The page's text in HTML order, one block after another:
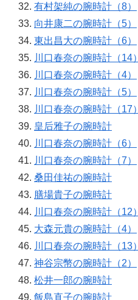
有村架純の腕時計（8）
向井康二の腕時計（5）
東出昌大の腕時計（6）
川口春奈の腕時計（14）
川口春奈の腕時計（4）
川口春奈の腕時計（5）
川口春奈の腕時計（17）
皇后雅子の腕時計
川口春奈の腕時計（6）
川口春奈の腕時計（7）
桑田佳祐の腕時計
膳場貴子の腕時計
川口春奈の腕時計（12）
大森元貴の腕時計（4）
川口春奈の腕時計（13）
神谷宗幣の腕時計（2）
松井一郎の腕時計
飯島直子の腕時計